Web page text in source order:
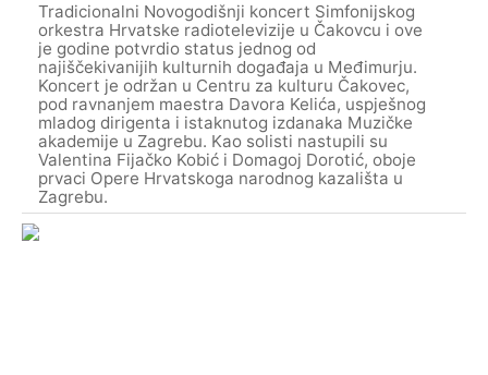
Tradicionalni Novogodišnji koncert Simfonijskog
orkestra Hrvatske radiotelevizije u Čakovcu i ove
je godine potvrdio status jednog od
najiščekivanijih kulturnih događaja u Međimurju.
Koncert je održan u Centru za kulturu Čakovec,
pod ravnanjem maestra Davora Kelića, uspješnog
mladog dirigenta i istaknutog izdanaka Muzičke
akademije u Zagrebu. Kao solisti nastupili su
Valentina Fijačko Kobić i Domagoj Dorotić, oboje
prvaci Opere Hrvatskoga narodnog kazališta u
Zagrebu.